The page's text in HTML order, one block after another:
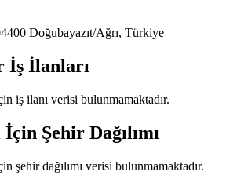
Doğubayazıt/Ağrı, Türkiye
İş İlanları
iş ilanı verisi bulunmamaktadır.
İçin Şehir Dağılımı
şehir dağılımı verisi bulunmamaktadır.